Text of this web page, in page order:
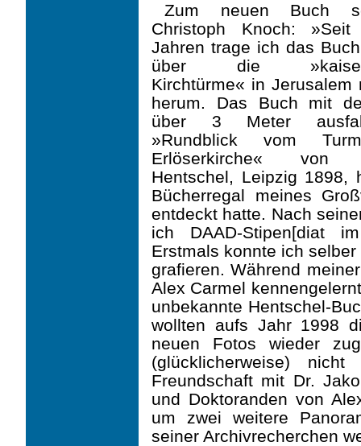
Zum neuen Buch
Christoph Knoch: »Seit
Jahren trage ich das
über die
Kirchtürme« in Jerusalem
he­rum. Das Buch mit
über 3 Meter
»Rundblick vom
Erlöserkirche« von
Hentschel, Leipzig
Bücherregal meines
entdeckt hatte. Nach
ich DAAD-Stipen[di­at
Erstmals konnte ich
grafieren. Während
Alex Carmel
unbekannte Hentschel-
wollten aufs Jahr 1998
neuen Fotos wieder
(glücklicherweise)
Freundschaft mit Dr.
und Doktoranden von
um zwei weitere
seiner Archivrecherchen